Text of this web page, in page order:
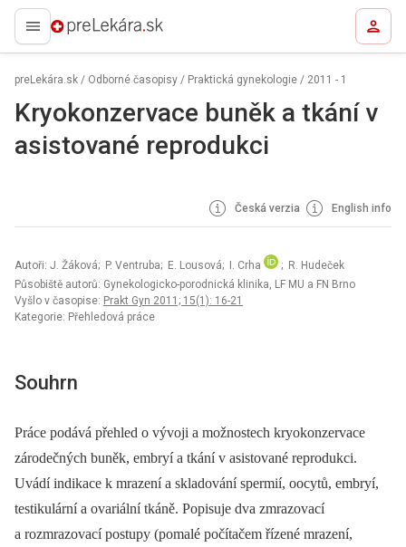
preLekára.sk
preLekára.sk / Odborné časopisy / Praktická gynekologie / 2011 - 1
Kryokonzervace buněk a tkání v
asistované reprodukci
Česká verzia English info
Autoři: J. Žáková; P. Ventruba; E. Lousová; I. Crha
; R. Hudeček
Působiště autorů: Gynekologicko-porodnická klinika, LF MU a FN Brno
Vyšlo v časopise: Prakt Gyn 2011; 15(1): 16-21
Kategorie: Přehledová práce
Souhrn
Práce podává přehled o vývoji a možnostech kryokonzervace
zárodečných buněk, embryí a tkání v asistované reprodukci.
Uvádí indikace k mrazení a skladování spermií, oocytů, embryí,
testikulární a ovariální tkáně. Popisuje dva zmrazovací
a rozmrazovací postupy (pomalé počítačem řízené mrazení,